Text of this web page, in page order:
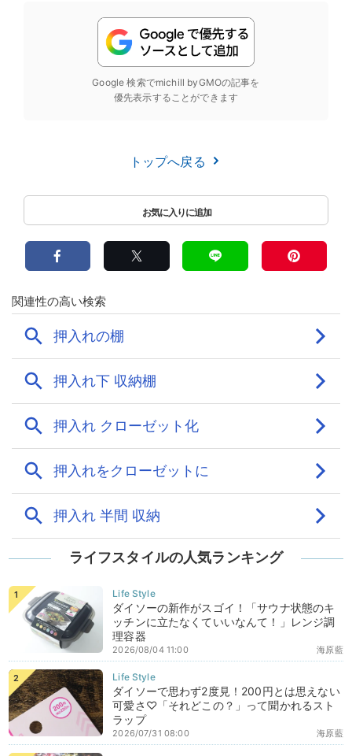
Google 検索でmichill byGMOの記事を
優先表示することができます
トップへ戻る
ライフスタイルの人気ランキング
ダイソーの新作がスゴイ！「サウナ状態のキ
ッチンに立たなくていいなんて！」レンジ調
理容器
海原藍
2026/08/04 11:00
ダイソーで思わず2度見！200円とは思えない
可愛さ♡「それどこの？」って聞かれるスト
ラップ
海原藍
2026/07/31 08:00